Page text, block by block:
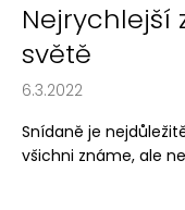
Nejrychlejší
světě
6.3.2022
Snídaně je
všichni známe, ale